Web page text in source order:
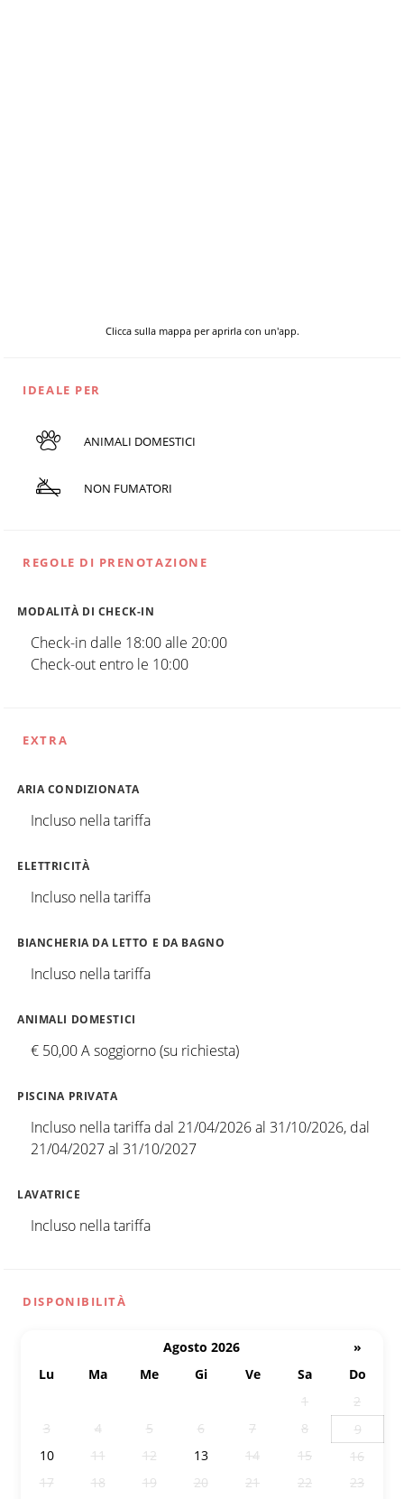
Clicca sulla mappa per aprirla con un'app.
IDEALE PER
ANIMALI DOMESTICI
NON FUMATORI
REGOLE DI PRENOTAZIONE
MODALITÀ DI CHECK-IN
Check-in dalle 18:00 alle 20:00
Check-out entro le 10:00
EXTRA
ARIA CONDIZIONATA
Incluso nella tariffa
ELETTRICITÀ
Incluso nella tariffa
BIANCHERIA DA LETTO E DA BAGNO
Incluso nella tariffa
ANIMALI DOMESTICI
€ 50,00 A soggiorno (su richiesta)
PISCINA PRIVATA
Incluso nella tariffa dal 21/04/2026 al 31/10/2026, dal
21/04/2027 al 31/10/2027
LAVATRICE
Incluso nella tariffa
DISPONIBILITÀ
Agosto 2026
»
Lu
Ma Me Gi Ve Sa
Do
1
2
3
4 5 6 7 8
9
10
11 12 13 14 15
16
17
18 19 20 21 22
23